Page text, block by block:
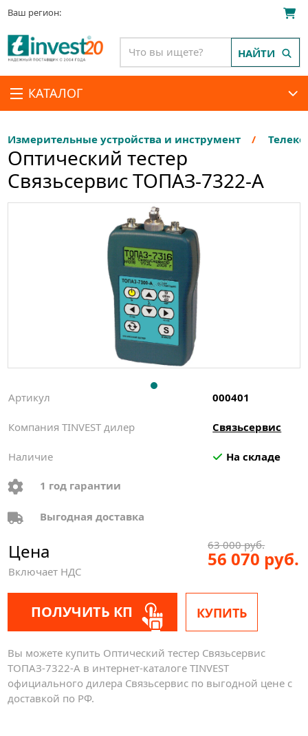
Ваш регион:
КАТАЛОГ
НАЙТИ
Измерительные устройства и инструмент
Оптический тестер
Связьсервис ТОПАЗ-7322-А
Артикул 000401
Компания TINVEST дилер Связьсервис
Наличие На складе
1 год гарантии
Выгодная доставка
Цена
Включает НДС
63 000 руб.
56 070 руб.
ПОЛУЧИТЬ КП КУПИТЬ
Вы можете купить Оптический тестер Связьсервис
ТОПАЗ-7322-А в интернет-каталоге TINVEST
официального дилера Связьсервис по выгодной цене с
доставкой по РФ.